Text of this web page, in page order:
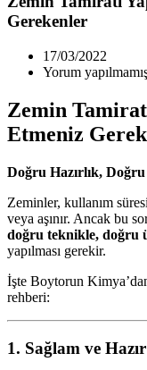
Gerekenler
17/03/2022
Yorum
Zemin
Etmeniz
Doğru Hazırlık,
Zeminler, kullanım
veya aşınır. Ancak bu
doğru teknikle, doğru
yapılması gerekir.
İşte Boytorun
rehberi:
1. Sağlam ve